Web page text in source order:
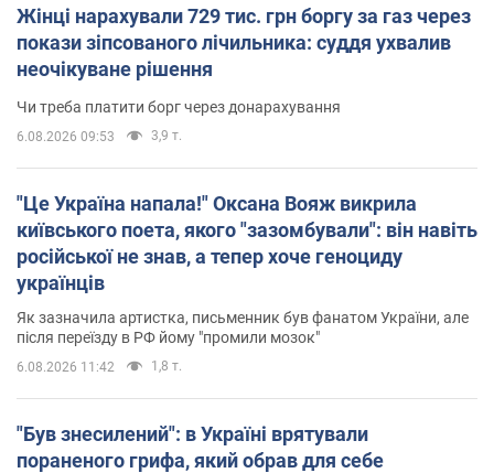
Жінці нарахували 729 тис. грн боргу за газ через
покази зіпсованого лічильника: суддя ухвалив
неочікуване рішення
Чи треба платити борг через донарахування
6.08.2026 09:53 3,9 т.
"Це Україна напала!" Оксана Вояж викрила
київського поета, якого "зазомбували": він навіть
російської не знав, а тепер хоче геноциду
українців
Як зазначила артистка, письменник був фанатом України, але
після переїзду в РФ йому "промили мозок"
6.08.2026 11:42 1,8 т.
"Був знесилений": в Україні врятували
пораненого грифа, який обрав для себе